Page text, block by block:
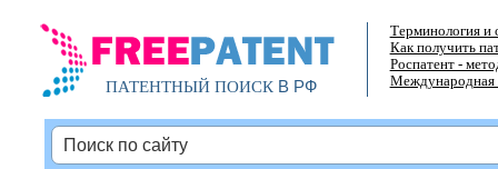
ПАТЕНТНЫЙ ПОИСКВ РФ
Терминология и
Как получить
Роспатент -
Международная